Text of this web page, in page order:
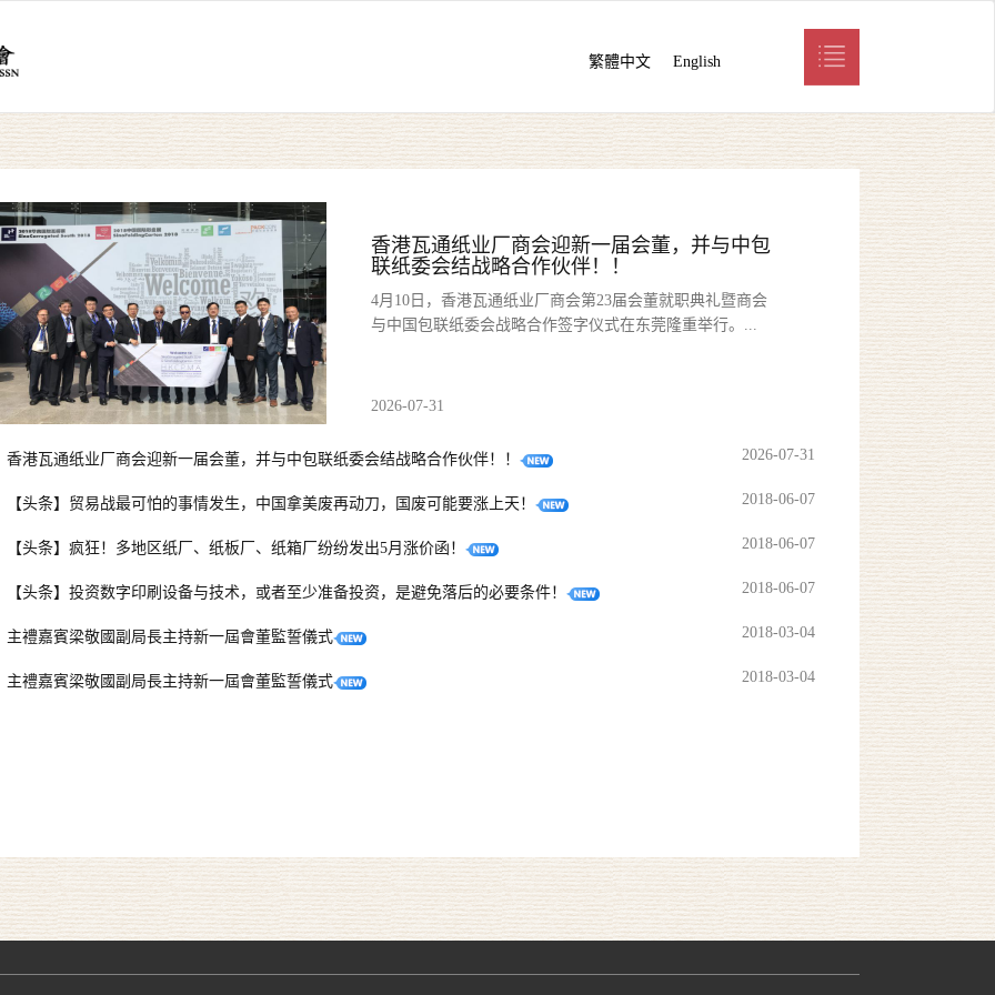
繁體中文 English
香港瓦通纸业厂商会迎新一届会董，并与中包
联纸委会结战略合作伙伴！！
4月10日，香港瓦通纸业厂商会第23届会董就职典礼暨商会
与中国包联纸委会战略合作签字仪式在东莞隆重举行。...
2026-07-31
香港瓦通纸业厂商会迎新一届会董，并与中包联纸委会结战略合作伙伴！！ 2026-07-31
【头条】贸易战最可怕的事情发生，中国拿美废再动刀，国废可能要涨上天！ 2018-06-07
【头条】疯狂！多地区纸厂、纸板厂、纸箱厂纷纷发出5月涨价函！ 2018-06-07
【头条】投资数字印刷设备与技术，或者至少准备投资，是避免落后的必要条件！ 2018-06-07
主禮嘉賓梁敬國副局長主持新一屆會董監誓儀式 2018-03-04
主禮嘉賓梁敬國副局長主持新一屆會董監誓儀式 2018-03-04